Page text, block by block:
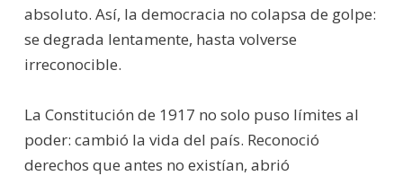
absoluto. Así, la democracia no colapsa de golpe:
se degrada lentamente, hasta volverse
irreconocible.
La Constitución de 1917 no solo puso límites al
poder: cambió la vida del país. Reconoció
derechos que antes no existían, abrió